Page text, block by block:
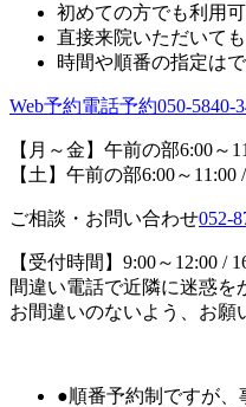
初めての方でも利用
直接来院いただいて
時間や順番の指定は
Web予約電話予約050-5840-
【月～金】午前の部6:00～
【土】午前の部6:00～
ご相談・お問い合わせ052-
【受付時間】9:00～12:00 /
間違い電話で近隣に迷惑を
お間違いのないよう、お願
●順番予約制ですが、